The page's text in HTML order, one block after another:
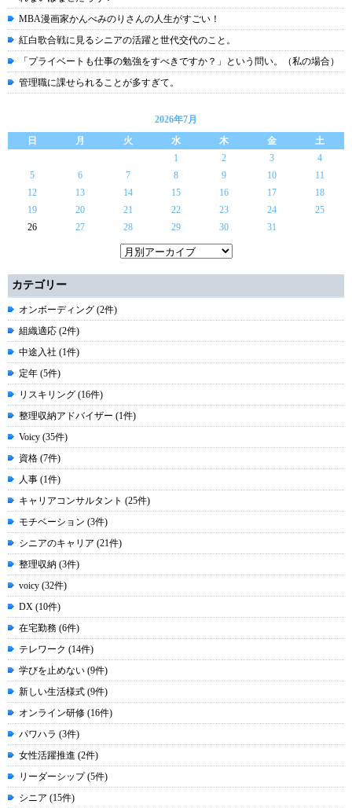
MBA漫画家かんべみのりさんの人生がすごい！
紅白歌合戦に見るシニアの活躍と世代交代のこと。
「プライベートも仕事の勉強をすべきですか？」という問い。（私の場合）
管理職に課せられることが多すぎて。
2026年7月
日
月 火 水 木 金
土
1
2 3
4
5
6 7 8 9 10
11
12
13 14 15 16 17
18
19
20 21 22 23 24
25
26
27 28 29 30 31
カテゴリー
オンボーディング (2件)
組織適応 (2件)
中途入社 (1件)
定年 (5件)
リスキリング (16件)
整理収納アドバイザー (1件)
Voicy (35件)
資格 (7件)
人事 (1件)
キャリアコンサルタント (25件)
モチベーション (3件)
シニアのキャリア (21件)
整理収納 (3件)
voicy (32件)
DX (10件)
在宅勤務 (6件)
テレワーク (14件)
学びを止めない (9件)
新しい生活様式 (9件)
オンライン研修 (16件)
パワハラ (3件)
女性活躍推進 (2件)
リーダーシップ (5件)
シニア (15件)